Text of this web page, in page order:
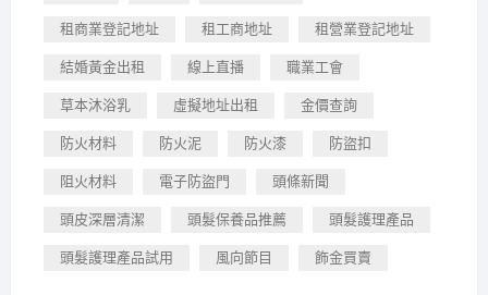
租商業登記地址 租工商地址 租營業登記地址
結婚黃金出租 線上直播 職業工會
草本沐浴乳 虛擬地址出租 金價查詢
防火材料 防火泥 防火漆 防盜扣
阻火材料 電子防盜門 頭條新聞
頭皮深層清潔 頭髮保養品推薦 頭髮護理產品
頭髮護理產品試用 風向節目 飾金買賣